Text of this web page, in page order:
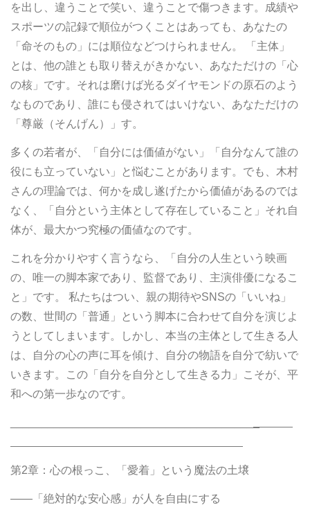
を出し、違うことで笑い、違うことで傷つきます。成績や
スポーツの記録で順位がつくことはあっても、あなたの
「命そのもの」には順位などつけられません。 「主体」
とは、他の誰とも取り替えがきかない、あなただけの「心
の核」です。それは磨けば光るダイヤモンドの原石のよう
なものであり、誰にも侵されてはいけない、あなただけの
「尊厳（そんげん）」す。
多くの若者が、「自分には価値がない」「自分なんて誰の
役にも立っていない」と悩むことがあります。でも、木村
さんの理論では、何かを成し遂げたから価値があるのでは
なく、「自分という主体として存在していること」それ自
体が、最大かつ究極の価値なのです。
これを分かりやすく言うなら、「自分の人生という映画
の、唯一の脚本家であり、監督であり、主演俳優になるこ
と」です。 私たちはつい、親の期待やSNSの「いいね」
の数、世間の「普通」という脚本に合わせて自分を演じよ
うとしてしまいます。しかし、本当の主体として生きる人
は、自分の心の声に耳を傾け、自分の物語を自分で紡いで
いきます。この「自分を自分として生きる力」こそが、平
和への第一歩なのです。
第2章：心の根っこ、「愛着」という魔法の土壌
――「絶対的な安心感」が人を自由にする